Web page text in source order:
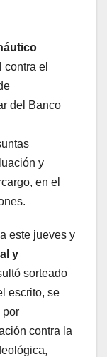
el
del Banco
y
en el
este jueves y
y
sorteado
escrito, se
por
contra la